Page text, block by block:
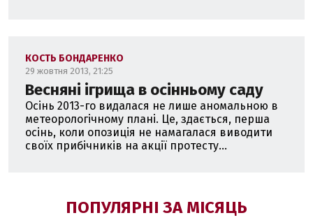
КОСТЬ БОНДАРЕНКО
29 жовтня 2013, 21:25
Весняні ігрища в осінньому саду
Осінь 2013-го видалася не лише аномальною в
метеорологічному плані. Це, здається, перша
осінь, коли опозиція не намагалася виводити
своїх прибічників на акції протесту...
ПОПУЛЯРНІ ЗА МІСЯЦЬ